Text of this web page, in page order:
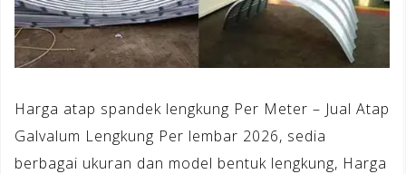
Harga atap spandek lengkung Per Meter – Jual Atap
Galvalum Lengkung Per lembar 2026, sedia
berbagai ukuran dan model bentuk lengkung, Harga